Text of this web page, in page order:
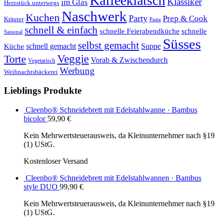
Herzstück unterwegs im Glas
Kräuter Kuchen Naschwerk Party Pasta Prep & Cook
Saisonal schnell & einfach schnelle Feierabendküche schnelle
Küche schnell gemacht selbst gemacht Suppe Süsses
Torte Vegetarisch Veggie Vorab & Zwischendurch
Weihnachtsbäckerei Werbung
Lieblings Produkte
Cleenbo® Schneidebrett mit Edelstahlwanne · Bambus
bicolor 59,90 €
Kein Mehrwertsteuerausweis, da Kleinunternehmer nach §19
(1) UStG.
Kostenloser Versand
Cleenbo® Schneidebrett mit Edelstahlwannen · Bambus
style DUO 99,90 €
Kein Mehrwertsteuerausweis, da Kleinunternehmer nach §19
(1) UStG.